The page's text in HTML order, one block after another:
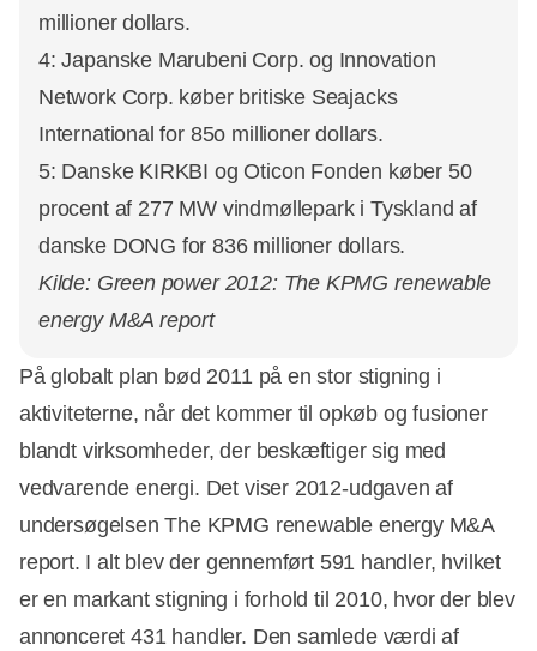
millioner dollars.
4: Japanske Marubeni Corp. og Innovation
Network Corp. køber britiske Seajacks
International for 85o millioner dollars.
5: Danske KIRKBI og Oticon Fonden køber 50
procent af 277 MW vindmøllepark i Tyskland af
danske DONG for 836 millioner dollars.
Kilde: Green power 2012: The KPMG renewable
energy M&A report
På globalt plan bød 2011 på en stor stigning i
aktiviteterne, når det kommer til opkøb og fusioner
blandt virksomheder, der beskæftiger sig med
vedvarende energi. Det viser 2012-udgaven af
undersøgelsen The KPMG renewable energy M&A
report. I alt blev der gennemført 591 handler, hvilket
er en markant stigning i forhold til 2010, hvor der blev
annonceret 431 handler. Den samlede værdi af